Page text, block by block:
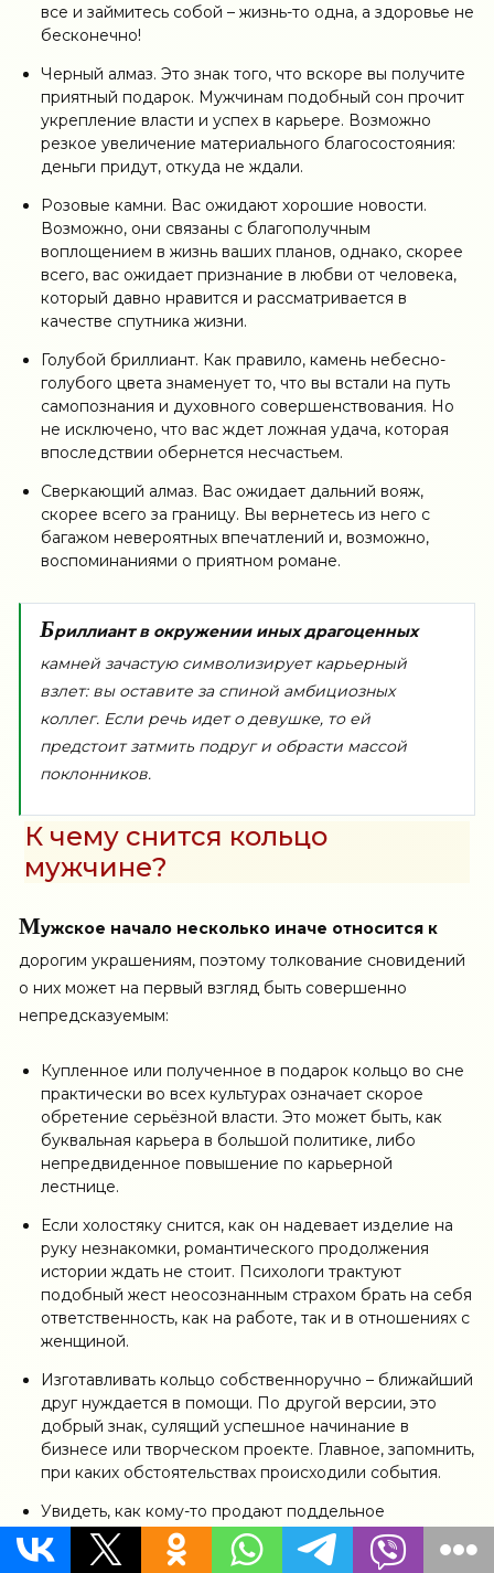
все и займитесь собой – жизнь-то одна, а здоровье не
бесконечно!
Черный алмаз. Это знак того, что вскоре вы получите
приятный подарок. Мужчинам подобный сон прочит
укрепление власти и успех в карьере. Возможно
резкое увеличение материального благосостояния:
деньги придут, откуда не ждали.
Розовые камни. Вас ожидают хорошие новости.
Возможно, они связаны с благополучным
воплощением в жизнь ваших планов, однако, скорее
всего, вас ожидает признание в любви от человека,
который давно нравится и рассматривается в
качестве спутника жизни.
Голубой бриллиант. Как правило, камень небесно-
голубого цвета знаменует то, что вы встали на путь
самопознания и духовного совершенствования. Но
не исключено, что вас ждет ложная удача, которая
впоследствии обернется несчастьем.
Сверкающий алмаз. Вас ожидает дальний вояж,
скорее всего за границу. Вы вернетесь из него с
багажом невероятных впечатлений и, возможно,
воспоминаниями о приятном романе.
Бриллиант в окружении иных драгоценных
камней зачастую символизирует карьерный
взлет: вы оставите за спиной амбициозных
коллег. Если речь идет о девушке, то ей
предстоит затмить подруг и обрасти массой
поклонников.
К чему снится кольцо
мужчине?
Мужское начало несколько иначе относится к
дорогим украшениям, поэтому толкование сновидений
о них может на первый взгляд быть совершенно
непредсказуемым:
Купленное или полученное в подарок кольцо во сне
практически во всех культурах означает скорое
обретение серьёзной власти. Это может быть, как
буквальная карьера в большой политике, либо
непредвиденное повышение по карьерной
лестнице.
Если холостяку снится, как он надевает изделие на
руку незнакомки, романтического продолжения
истории ждать не стоит. Психологи трактуют
подобный жест неосознанным страхом брать на себя
ответственность, как на работе, так и в отношениях с
женщиной.
Изготавливать кольцо собственноручно – ближайший
друг нуждается в помощи. По другой версии, это
добрый знак, сулящий успешное начинание в
бизнесе или творческом проекте. Главное, запомнить,
при каких обстоятельствах происходили события.
Увидеть, как кому-то продают поддельное
украшение – тревожное предупреждение, что среди
ваших знакомых затесался предатель. Он может быть